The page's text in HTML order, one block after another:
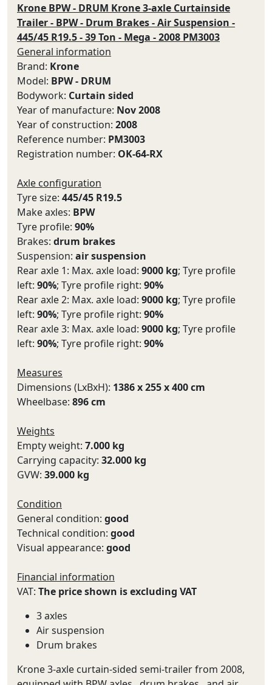
Krone BPW - DRUM Krone 3-axle Curtainside
Trailer - BPW - Drum Brakes - Air Suspension -
445/45 R19.5 - 39 Ton - Mega - 2008 PM3003
General information
Brand: Krone
Model: BPW - DRUM
Bodywork: Curtain sided
Year of manufacture: Nov 2008
Year of construction: 2008
Reference number: PM3003
Registration number: OK-64-RX
Axle configuration
Tyre size: 445/45 R19.5
Make axles: BPW
Tyre profile: 90%
Brakes: drum brakes
Suspension: air suspension
Rear axle 1: Max. axle load: 9000 kg; Tyre profile
left: 90%; Tyre profile right: 90%
Rear axle 2: Max. axle load: 9000 kg; Tyre profile
left: 90%; Tyre profile right: 90%
Rear axle 3: Max. axle load: 9000 kg; Tyre profile
left: 90%; Tyre profile right: 90%
Measures
Dimensions (LxBxH): 1386 x 255 x 400 cm
Wheelbase: 896 cm
Weights
Empty weight: 7.000 kg
Carrying capacity: 32.000 kg
GVW: 39.000 kg
Condition
General condition: good
Technical condition: good
Visual appearance: good
Financial information
VAT: The price shown is excluding VAT
3 axles
Air suspension
Drum brakes
Krone 3-axle curtain-sided semi-trailer from 2008,